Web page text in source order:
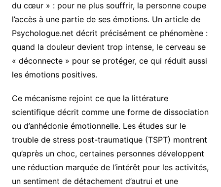
du cœur » : pour ne plus souffrir, la personne coupe
l’accès à une partie de ses émotions. Un article de
Psychologue.net décrit précisément ce phénomène :
quand la douleur devient trop intense, le cerveau se
« déconnecte » pour se protéger, ce qui réduit aussi
les émotions positives.
Ce mécanisme rejoint ce que la littérature
scientifique décrit comme une forme de dissociation
ou d’anhédonie émotionnelle. Les études sur le
trouble de stress post-traumatique (TSPT) montrent
qu’après un choc, certaines personnes développent
une réduction marquée de l’intérêt pour les activités,
un sentiment de détachement d’autrui et une